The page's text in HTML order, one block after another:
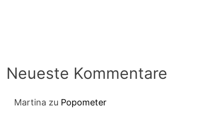
Neueste Kommentare
Martina zu Popometer